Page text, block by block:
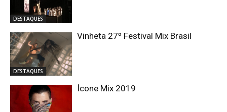
DESTAQUES
DESTAQUES
Vinheta 27º Festival Mix Brasil
Ícone Mix 2019